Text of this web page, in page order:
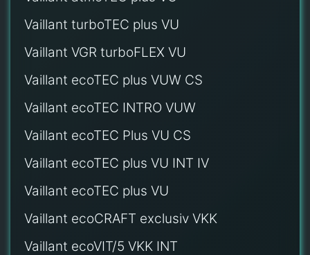
Vaillant turboTEC plus VU
Vaillant VGR turboFLEX VU
Vaillant ecoTEC plus VUW CS
Vaillant ecoTEC INTRO VUW
Vaillant ecoTEC Plus VU CS
Vaillant ecoTEC plus VU INT IV
Vaillant ecoTEC plus VU
Vaillant ecoCRAFT exclusiv VKK
Vaillant ecoVIT/5 VKK INT